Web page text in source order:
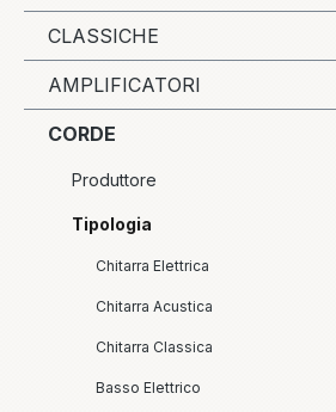
CLASSICHE
AMPLIFICATORI
CORDE
Produttore
Tipologia
Chitarra Elettrica
Chitarra Acustica
Chitarra Classica
Basso Elettrico